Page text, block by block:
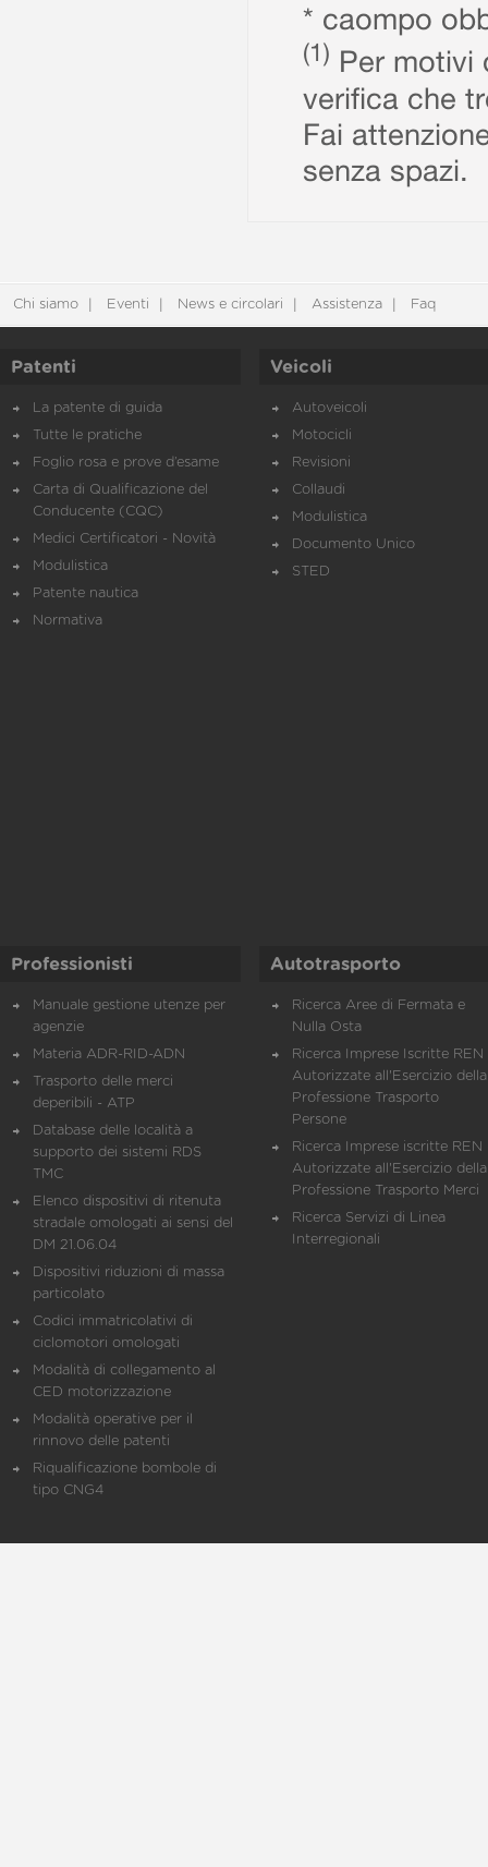
* caompo
(1) Per motivi
verifica che
Fai
senza spazi.
Chi siamo Eventi News e circolari Assistenza Faq
Patenti
La patente di guida
Tutte le pratiche
Foglio rosa e prove d’esame
Carta di Qualificazione del
Conducente (CQC)
Medici Certificatori - Novità
Modulistica
Patente nautica
Normativa
Veicoli
Autoveicoli
Motocicli
Revisioni
Collaudi
Modulistica
Documento Unico
STED
Professionisti
Manuale gestione utenze per
agenzie
Materia ADR-RID-ADN
Trasporto delle merci
deperibili - ATP
Database delle località a
supporto dei sistemi RDS
TMC
Elenco dispositivi di ritenuta
stradale omologati ai sensi del
DM 21.06.04
Dispositivi riduzioni di massa
particolato
Codici immatricolativi di
ciclomotori omologati
Modalità di collegamento al
CED motorizzazione
Modalità operative per il
rinnovo delle patenti
Riqualificazione bombole di
tipo CNG4
Autotrasporto
Ricerca Aree di Fermata e
Nulla Osta
Ricerca Imprese Iscritte REN
Autorizzate all'Esercizio della
Professione Trasporto
Persone
Ricerca Imprese iscritte REN
Autorizzate all'Esercizio della
Professione Trasporto Merci
Ricerca Servizi di Linea
Interregionali